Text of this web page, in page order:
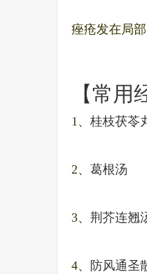
痤疮发在局
【常用
1、 桂枝茯苓
2、 葛根汤
3、 荆芥连翘
4、 防风通圣